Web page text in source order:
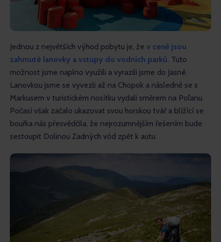
Jednou z největších výhod pobytu je, že v ceně jsou
zahrnuté lanovky a vstupy do vodních parků. Tuto
možnost jsme naplno využili a vyrazili jsme do Jasné.
Lanovkou jsme se vyvezli až na Chopok a následně se s
Markusem v turistickém nosítku vydali směrem na Poľanu.
Počasí však začalo ukazovat svou horskou tvář a blížící se
bouřka nás přesvědčila, že nejrozumnějším řešením bude
sestoupit Dolinou Zadných vôd zpět k autu.